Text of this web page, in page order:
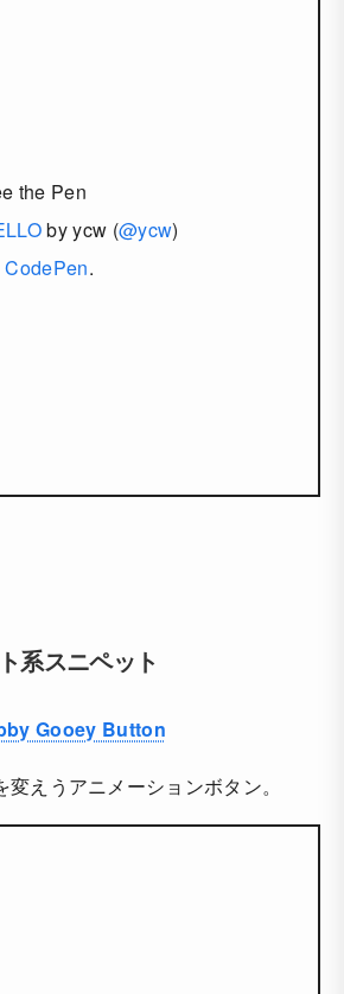
the Pen
by ycw (@ycw)
CodePen.
系スニペット
Gooey Button
えうアニメーションボタン。